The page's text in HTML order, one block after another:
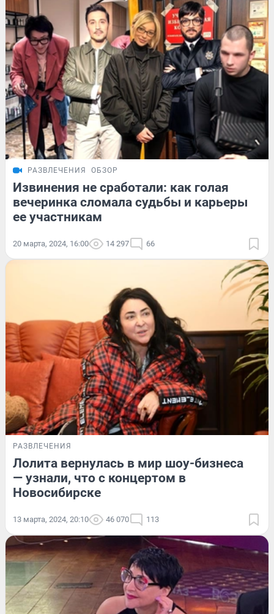
РАЗВЛЕЧЕНИЯ ОБЗОР
Извинения не сработали: как голая
вечеринка сломала судьбы и карьеры
ее участникам
20 марта, 2024, 16:00 14 297 66
РАЗВЛЕЧЕНИЯ
Лолита вернулась в мир шоу-бизнеса
— узнали, что с концертом в
Новосибирске
13 марта, 2024, 20:10 46 070 113